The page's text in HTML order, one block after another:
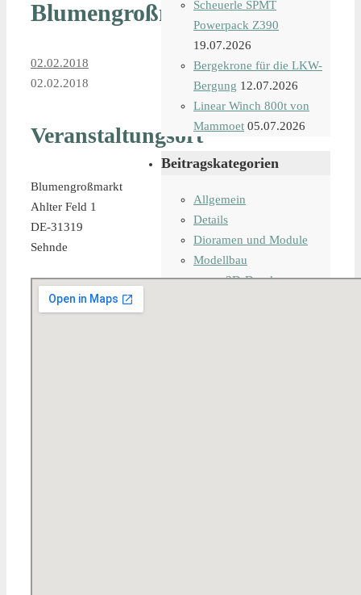
Blumengroßmarkt
02.02.2018
02.02.2018
Veranstaltungsort
Blumengroßmarkt
Ahlter Feld 1
DE-31319
Sehnde
Scheuerle SPMT
Powerpack Z390
19.07.2026
Bergekrone für die LKW-
Bergung 12.07.2026
Linear Winch 800t von
Mammoet 05.07.2026
Beitragskategorien
Allgemein
Details
Dioramen und Module
Modellbau
3D-Druck